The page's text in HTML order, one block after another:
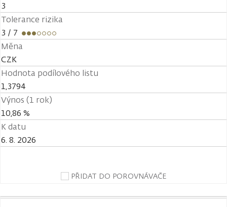
3
Tolerance rizika
3 / 7
Měna
CZK
Hodnota podílového listu
1,3794
Výnos (1 rok)
10,86 %
K datu
6. 8. 2026
PŘIDAT DO POROVNÁVAČE